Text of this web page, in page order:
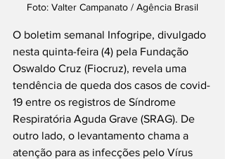
Foto: Valter Campanato / Agência Brasil
O boletim semanal Infogripe, divulgado
nesta quinta-feira (4) pela Fundação
Oswaldo Cruz (Fiocruz), revela uma
tendência de queda dos casos de covid-
19 entre os registros de Síndrome
Respiratória Aguda Grave (SRAG). De
outro lado, o levantamento chama a
atenção para as infecções pelo Vírus